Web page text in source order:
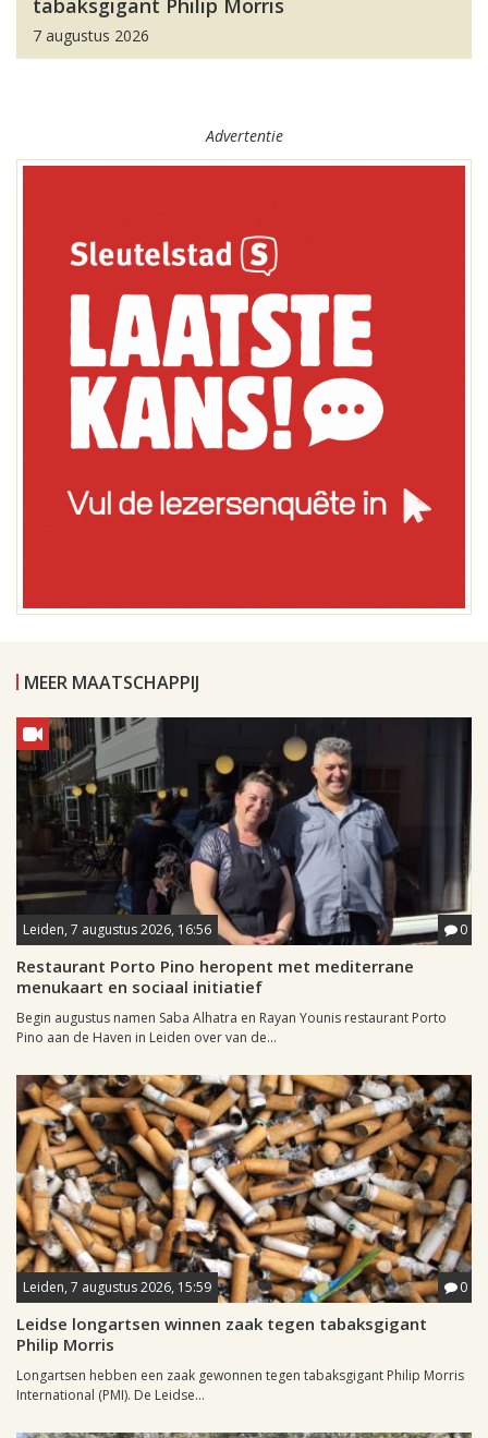
tabaksgigant Philip Morris
7 augustus 2026
Advertentie
MEER MAATSCHAPPIJ
Leiden, 7 augustus 2026, 16:56 0
Restaurant Porto Pino heropent met mediterrane
menukaart en sociaal initiatief
Begin augustus namen Saba Alhatra en Rayan Younis restaurant Porto
Pino aan de Haven in Leiden over van de...
Leiden, 7 augustus 2026, 15:59 0
Leidse longartsen winnen zaak tegen tabaksgigant
Philip Morris
Longartsen hebben een zaak gewonnen tegen tabaksgigant Philip Morris
International (PMI). De Leidse...